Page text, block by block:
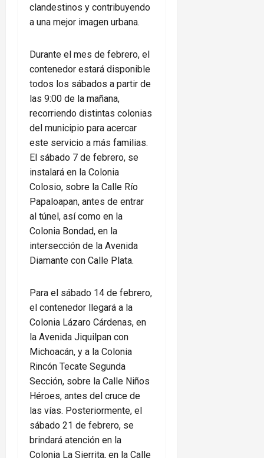
clandestinos y contribuyendo
a una mejor imagen urbana.
Durante el mes de febrero, el
contenedor estará disponible
todos los sábados a partir de
las 9:00 de la mañana,
recorriendo distintas colonias
del municipio para acercar
este servicio a más familias.
El sábado 7 de febrero, se
instalará en la Colonia
Colosio, sobre la Calle Río
Papaloapan, antes de entrar
al túnel, así como en la
Colonia Bondad, en la
intersección de la Avenida
Diamante con Calle Plata.
Para el sábado 14 de febrero,
el contenedor llegará a la
Colonia Lázaro Cárdenas, en
la Avenida Jiquilpan con
Michoacán, y a la Colonia
Rincón Tecate Segunda
Sección, sobre la Calle Niños
Héroes, antes del cruce de
las vías. Posteriormente, el
sábado 21 de febrero, se
brindará atención en la
Colonia La Sierrita, en la Calle